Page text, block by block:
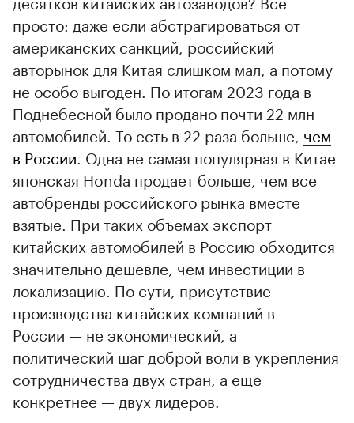
просто: даже если абстрагироваться от
американских санкций, российский
авторынок для Китая слишком мал, а потому
не особо выгоден. По итогам 2023 года в
Поднебесной было продано почти 22 млн
автомобилей. То есть в 22 раза больше, чем
в России . Одна не самая популярная в Китае
японская Honda продает больше, чем все
автобренды российского рынка вместе
взятые. При таких объемах экспорт
китайских автомобилей в Россию обходится
значительно дешевле, чем инвестиции в
локализацию. По сути, присутствие
производства китайских компаний в
России — не экономический, а
политический шаг доброй воли в укрепления
сотрудничества двух стран, а еще
конкретнее — двух лидеров.